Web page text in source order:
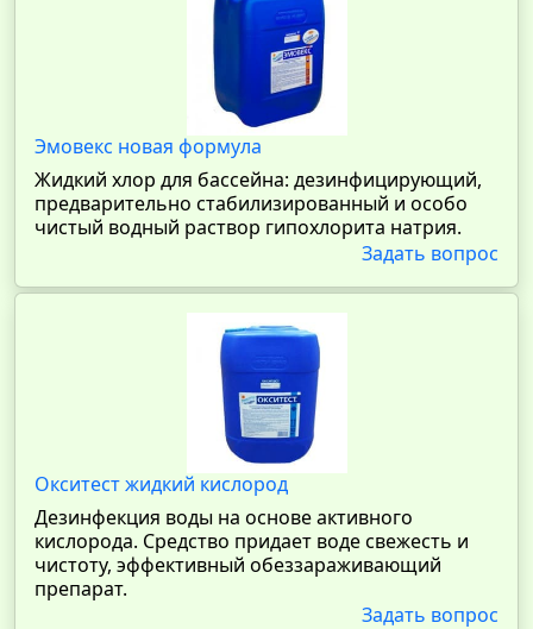
Эмовекс новая формула
Жидкий хлор для бассейна: дезинфицирующий,
предварительно стабилизированный и особо
чистый водный раствор гипохлорита натрия.
Задать вопрос
Окситест жидкий кислород
Дезинфекция воды на основе активного
кислорода. Средство придает воде свежесть и
чистоту, эффективный обеззараживающий
препарат.
Задать вопрос